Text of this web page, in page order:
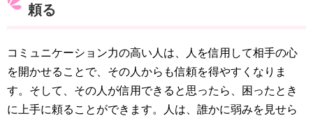
頼る
コミュニケーション力の高い人は、人を信用して相手の心
を開かせることで、その人からも信頼を得やすくなりま
す。そして、その人が信用できると思ったら、困ったとき
に上手に頼ることができます。人は、誰かに弱みを見せら